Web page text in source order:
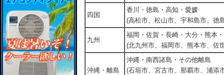
四国
香川・徳島・高知・愛媛
(高松市、松山市、宇和島市、徳
九州
福岡・佐賀・長崎・大分・熊本
(北九州市、福岡市、熊本市、佐
沖縄・離島
沖縄・南西諸島・その他離島
(石垣市、宮古市、那覇市、浦添